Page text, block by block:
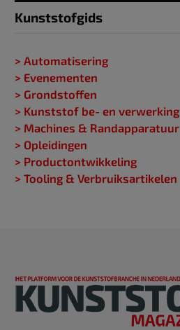
Kunststofgids
> Automatisering
> Evenementen
> Grondstoffen
> Kunststof be- en verwerking
> Machines & Randapparatuur
> Opleidingen
> Productontwikkeling
> Tooling & Verbruiksartikelen